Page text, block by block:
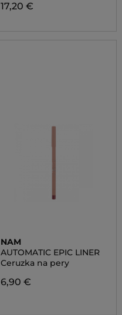
17,20 €
NAM
AUTOMATIC EPIC LINER
Ceruzka na pery
6,90 €